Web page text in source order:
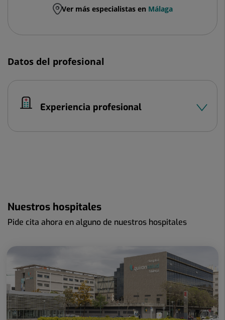
Ver más especialistas en Málaga
Datos del profesional
Experiencia profesional
Nuestros hospitales
Pide cita ahora en alguno de nuestros hospitales